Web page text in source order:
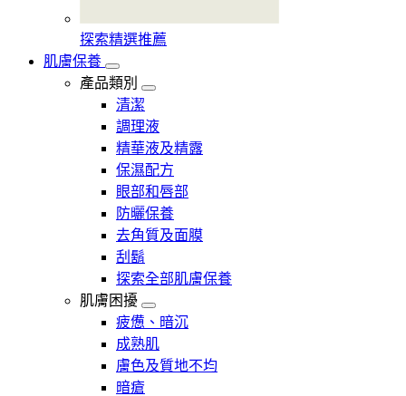
探索精選推薦
肌膚保養
產品類別
清潔
調理液
精華液及精露
保濕配方
眼部和唇部
防曬保養
去角質及面膜
刮鬍
探索全部肌膚保養
肌膚困擾
疲憊、暗沉
成熟肌
膚色及質地不均
暗瘡​